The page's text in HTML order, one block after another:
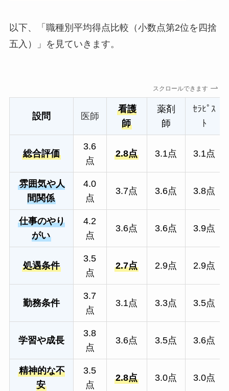
以下、「職種別平均得点比較（小数点第2位を四捨
五入）」を見ていきます。
スクロールできます
設問 医師
看護
師
薬剤
師
ｾﾗﾋﾟｽ
ﾄ
総合評価
3.6
点
2.8点 3.1点 3.1点
雰囲気や人
間関係
4.0
点
3.7点 3.6点 3.8点
仕事のやり
がい
4.2
点
3.6点 3.6点 3.9点
処遇条件
3.5
点
2.7点 2.9点 2.9点
勤務条件
3.7
点
3.1点 3.3点 3.5点
学習や成長
3.8
点
3.6点 3.5点 3.6点
精神的な不
安
3.5
点
2.8点 3.0点 3.0点